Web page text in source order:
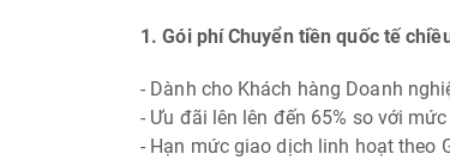
1. Gói phí Chuyển tiền quốc tế
- Dành cho Khách hàng Doanh
- Ưu đãi lên lên đến 65% so với
- Hạn mức giao dịch linh hoạt theo